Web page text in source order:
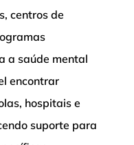
centros de
a saúde mental
encontrar
hospitais e
suporte para